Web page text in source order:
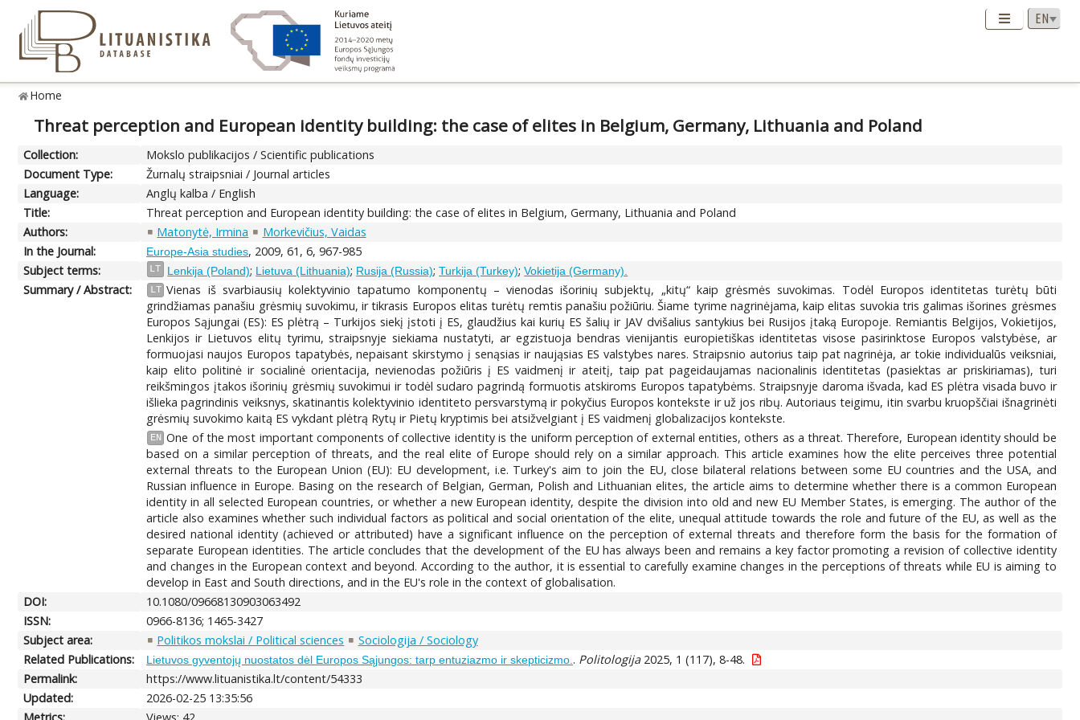
Home
Threat perception and European identity building: the case of elites in Belgium, Germany, Lithuania and Poland
Collection:
Mokslo publikacijos / Scientific publications
Document Type:
Žurnalų straipsniai / Journal articles
Language:
Anglų kalba / English
Title:
Threat perception and European identity building: the case of elites in Belgium, Germany, Lithuania and Poland
Authors:
Matonytė, Irmina
Morkevičius, Vaidas
In the Journal:
Europe-Asia studies, 2009, 61, 6, 967-985
Subject terms:
LT Lenkija (Poland); Lietuva (Lithuania); Rusija (Russia);Turkija (Turkey);Vokietija (Germany).
Summary / Abstract: LT Vienas iš svarbiausių kolektyvinio tapatumo komponentų – vienodas išorinių subjektų, „kitų“ kaip grėsmės suvokimas. Todėl Europos identitetas turėtų būti
grindžiamas panašiu grėsmių suvokimu, ir tikrasis Europos elitas turėtų remtis panašiu požiūriu. Šiame tyrime nagrinėjama, kaip elitas suvokia tris galimas išorines grėsmes
Europos Sąjungai (ES): ES plėtrą – Turkijos siekį įstoti į ES, glaudžius kai kurių ES šalių ir JAV dvišalius santykius bei Rusijos įtaką Europoje. Remiantis Belgijos, Vokietijos,
Lenkijos ir Lietuvos elitų tyrimu, straipsnyje siekiama nustatyti, ar egzistuoja bendras vienijantis europietiškas identitetas visose pasirinktose Europos valstybėse, ar
formuojasi naujos Europos tapatybės, nepaisant skirstymo į senąsias ir naująsias ES valstybes nares. Straipsnio autorius taip pat nagrinėja, ar tokie individualūs veiksniai,
kaip elito politinė ir socialinė orientacija, nevienodas požiūris į ES vaidmenį ir ateitį, taip pat pageidaujamas nacionalinis identitetas (pasiektas ar priskiriamas), turi
reikšmingos įtakos išorinių grėsmių suvokimui ir todėl sudaro pagrindą formuotis atskiroms Europos tapatybėms. Straipsnyje daroma išvada, kad ES plėtra visada buvo ir
išlieka pagrindinis veiksnys, skatinantis kolektyvinio identiteto persvarstymą ir pokyčius Europos kontekste ir už jos ribų. Autoriaus teigimu, itin svarbu kruopščiai išnagrinėti
grėsmių suvokimo kaitą ES vykdant plėtrą Rytų ir Pietų kryptimis bei atsižvelgiant į ES vaidmenį globalizacijos kontekste.
EN One of the most important components of collective identity is the uniform perception of external entities, others as a threat. Therefore, European identity should be
based on a similar perception of threats, and the real elite of Europe should rely on a similar approach. This article examines how the elite perceives three potential
external threats to the European Union (EU): EU development, i.e. Turkey's aim to join the EU, close bilateral relations between some EU countries and the USA, and
Russian influence in Europe. Basing on the research of Belgian, German, Polish and Lithuanian elites, the article aims to determine whether there is a common European
identity in all selected European countries, or whether a new European identity, despite the division into old and new EU Member States, is emerging. The author of the
article also examines whether such individual factors as political and social orientation of the elite, unequal attitude towards the role and future of the EU, as well as the
desired national identity (achieved or attributed) have a significant influence on the perception of external threats and therefore form the basis for the formation of
separate European identities. The article concludes that the development of the EU has always been and remains a key factor promoting a revision of collective identity
and changes in the European context and beyond. According to the author, it is essential to carefully examine changes in the perceptions of threats while EU is aiming to
develop in East and South directions, and in the EU's role in the context of globalisation.
DOI:
10.1080/09668130903063492
ISSN:
0966-8136; 1465-3427
Subject area:
Politikos mokslai / Political sciences
Sociologija / Sociology
Related Publications:
Lietuvos gyventojų nuostatos dėl Europos Sąjungos: tarp entuziazmo ir skepticizmo. . Politologija2025, 1 (117), 8-48.
Permalink:
https://www.lituanistika.lt/content/54333
Updated:
2026-02-25 13:35:56
Metrics:
Views: 42